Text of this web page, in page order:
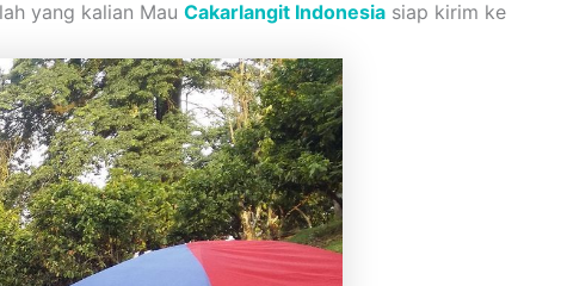
yang kalian Mau Cakarlangit Indonesia siap kirim ke